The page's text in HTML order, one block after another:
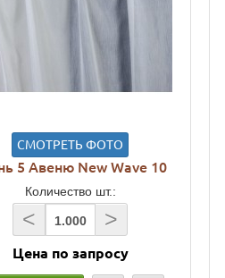
СМОТРЕТЬ ФОТО
5 Авеню New Wave 10
Количество шт.:
< >
Цена по запросу